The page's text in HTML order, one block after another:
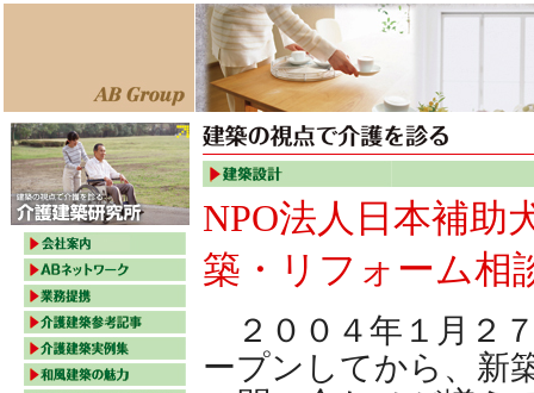
NPO法人日本補助
築・リフォーム相
２００４年１月２
ープンしてから、新